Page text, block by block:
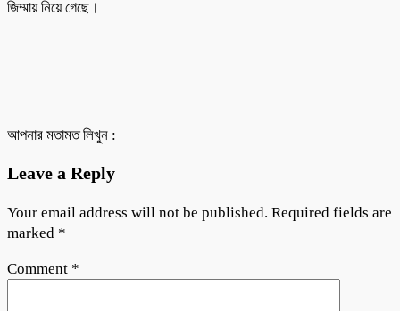
জিম্মায় নিয়ে গেছে।
আপনার মতামত লিখুন :
Leave a Reply
Your email address will not be published. Required fields are
marked *
Comment *